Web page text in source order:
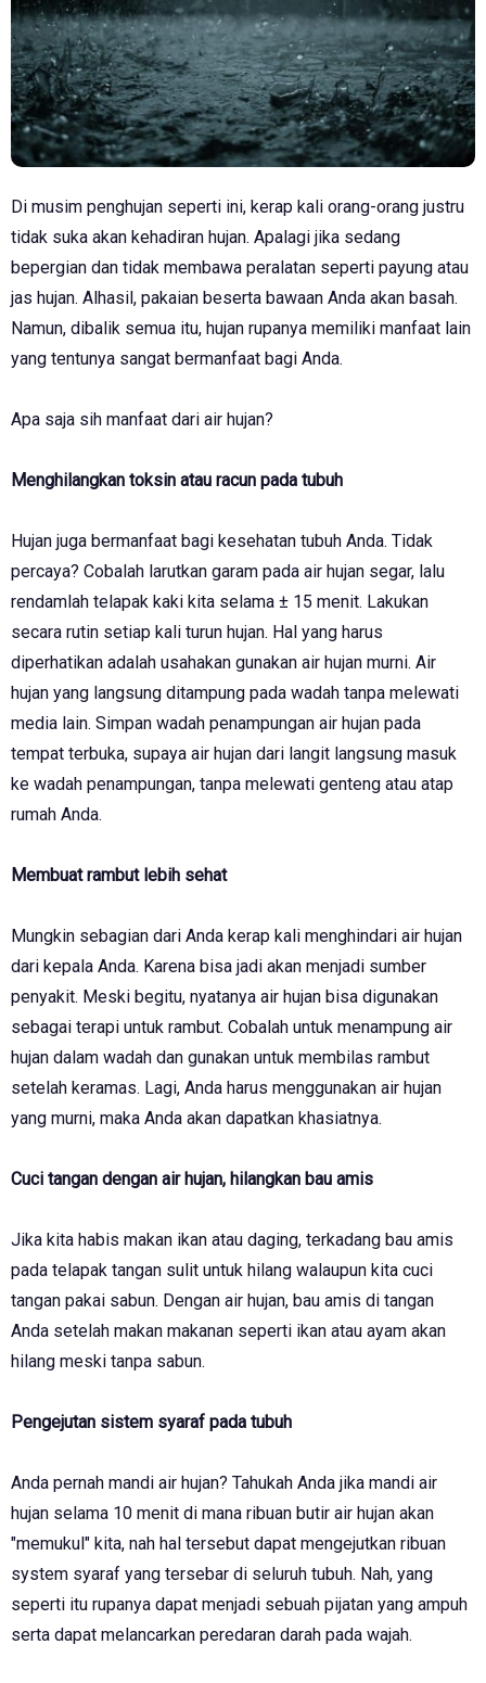
Di musim penghujan seperti ini, kerap kali orang-orang justru
tidak suka akan kehadiran hujan. Apalagi jika sedang
bepergian dan tidak membawa peralatan seperti payung atau
jas hujan. Alhasil, pakaian beserta bawaan Anda akan basah.
Namun, dibalik semua itu, hujan rupanya memiliki manfaat lain
yang tentunya sangat bermanfaat bagi Anda.
Apa saja sih manfaat dari air hujan?
Menghilangkan toksin atau racun pada tubuh
Hujan juga bermanfaat bagi kesehatan tubuh Anda. Tidak
percaya? Cobalah larutkan garam pada air hujan segar, lalu
rendamlah telapak kaki kita selama ± 15 menit. Lakukan
secara rutin setiap kali turun hujan. Hal yang harus
diperhatikan adalah usahakan gunakan air hujan murni. Air
hujan yang langsung ditampung pada wadah tanpa melewati
media lain. Simpan wadah penampungan air hujan pada
tempat terbuka, supaya air hujan dari langit langsung masuk
ke wadah penampungan, tanpa melewati genteng atau atap
rumah Anda.
Membuat rambut lebih sehat
Mungkin sebagian dari Anda kerap kali menghindari air hujan
dari kepala Anda. Karena bisa jadi akan menjadi sumber
penyakit. Meski begitu, nyatanya air hujan bisa digunakan
sebagai terapi untuk rambut. Cobalah untuk menampung air
hujan dalam wadah dan gunakan untuk membilas rambut
setelah keramas. Lagi, Anda harus menggunakan air hujan
yang murni, maka Anda akan dapatkan khasiatnya.
Cuci tangan dengan air hujan, hilangkan bau amis
Jika kita habis makan ikan atau daging, terkadang bau amis
pada telapak tangan sulit untuk hilang walaupun kita cuci
tangan pakai sabun. Dengan air hujan, bau amis di tangan
Anda setelah makan makanan seperti ikan atau ayam akan
hilang meski tanpa sabun.
Pengejutan sistem syaraf pada tubuh
Anda pernah mandi air hujan? Tahukah Anda jika mandi air
hujan selama 10 menit di mana ribuan butir air hujan akan
"memukul" kita, nah hal tersebut dapat mengejutkan ribuan
system syaraf yang tersebar di seluruh tubuh. Nah, yang
seperti itu rupanya dapat menjadi sebuah pijatan yang ampuh
serta dapat melancarkan peredaran darah pada wajah.